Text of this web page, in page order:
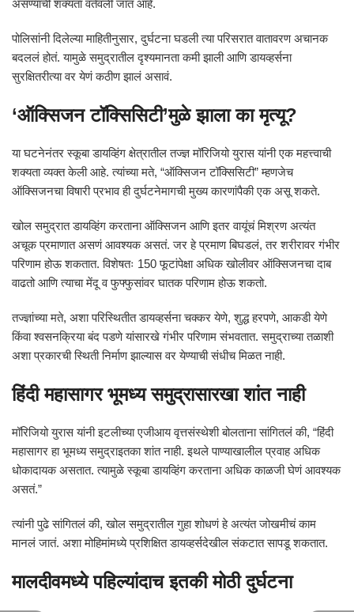
असण्याची शक्यता वर्तवली जात आहे.
पोलिसांनी दिलेल्या माहितीनुसार, दुर्घटना घडली त्या परिसरात वातावरण अचानक
बदललं होतं. यामुळे समुद्रातील दृश्यमानता कमी झाली आणि डायव्हर्सना
सुरक्षितरीत्या वर येणं कठीण झालं असावं.
‘ऑक्सिजन टॉक्सिसिटी’मुळे झाला का मृत्यू?
या घटनेनंतर स्कूबा डायव्हिंग क्षेत्रातील तज्ज्ञ मॉरिजियो युरास यांनी एक महत्त्वाची
शक्यता व्यक्त केली आहे. त्यांच्या मते, “ऑक्सिजन टॉक्सिसिटी” म्हणजेच
ऑक्सिजनचा विषारी प्रभाव ही दुर्घटनेमागची मुख्य कारणांपैकी एक असू शकते.
खोल समुद्रात डायव्हिंग करताना ऑक्सिजन आणि इतर वायूंचं मिश्रण अत्यंत
अचूक प्रमाणात असणं आवश्यक असतं. जर हे प्रमाण बिघडलं, तर शरीरावर गंभीर
परिणाम होऊ शकतात. विशेषतः 150 फूटांपेक्षा अधिक खोलीवर ऑक्सिजनचा दाब
वाढतो आणि त्याचा मेंदू व फुफ्फुसांवर घातक परिणाम होऊ शकतो.
तज्ज्ञांच्या मते, अशा परिस्थितीत डायव्हर्सना चक्कर येणे, शुद्ध हरपणे, आकडी येणे
किंवा श्वसनक्रिया बंद पडणे यांसारखे गंभीर परिणाम संभवतात. समुद्राच्या तळाशी
अशा प्रकारची स्थिती निर्माण झाल्यास वर येण्याची संधीच मिळत नाही.
हिंदी महासागर भूमध्य समुद्रासारखा शांत नाही
मॉरिजियो युरास यांनी इटलीच्या एजीआय वृत्तसंस्थेशी बोलताना सांगितलं की, “हिंदी
महासागर हा भूमध्य समुद्राइतका शांत नाही. इथले पाण्याखालील प्रवाह अधिक
धोकादायक असतात. त्यामुळे स्कूबा डायव्हिंग करताना अधिक काळजी घेणं आवश्यक
असतं.”
त्यांनी पुढे सांगितलं की, खोल समुद्रातील गुहा शोधणं हे अत्यंत जोखमीचं काम
मानलं जातं. अशा मोहिमांमध्ये प्रशिक्षित डायव्हर्सदेखील संकटात सापडू शकतात.
मालदीवमध्ये पहिल्यांदाच इतकी मोठी दुर्घटना